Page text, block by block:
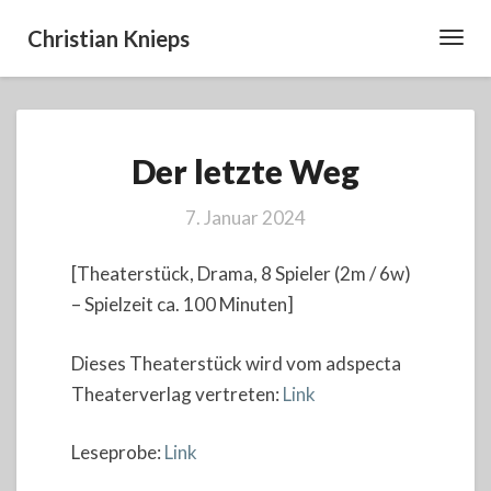
Christian Knieps
letzte
Weg
Der letzte Weg
7. Januar 2024
[Theaterstück, Drama, 8 Spieler (2m / 6w)
– Spielzeit ca. 100 Minuten]
Dieses Theaterstück wird vom adspecta
Theaterverlag vertreten: Link
Leseprobe: Link